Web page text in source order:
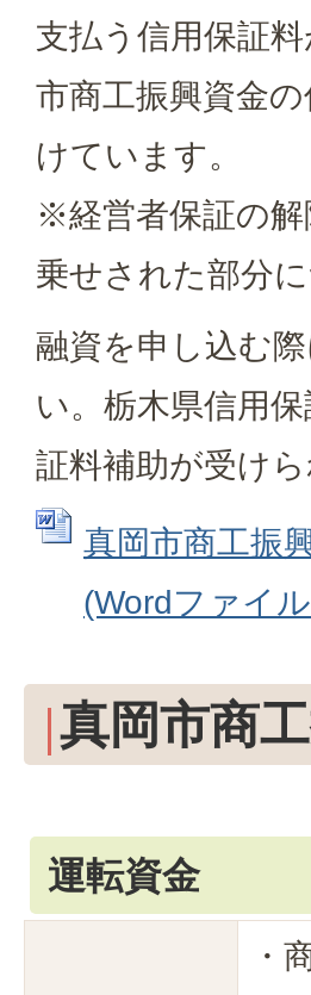
支払う信用保証
市商工振興資金
けています。
※経営者保証の解
乗せされた部分
融資を申し込む
い。栃木県信用
証料補助が受けら
真岡市商工振
(Wordファイ
真岡市商
運転資金
・